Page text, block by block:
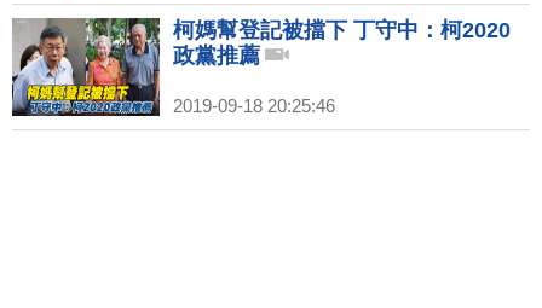
柯媽幫登記被擋下 丁守中：柯2020
政黨推薦
2019-09-18 20:25:46